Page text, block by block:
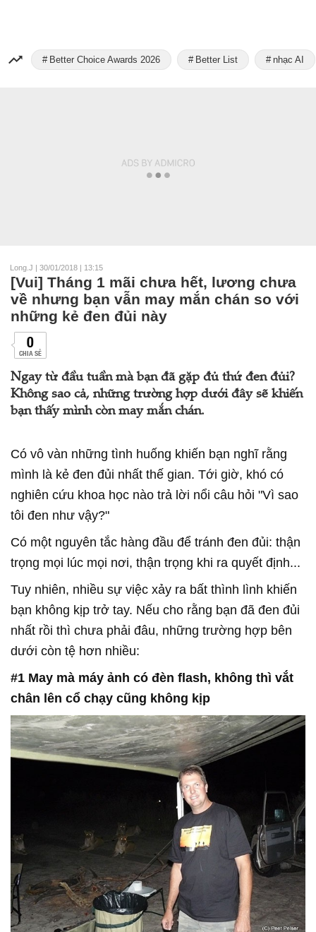
Better Choice Awards 2026 Better List nhạc AI
Long.J | 30/01/2018 | 13:15
[Vui] Tháng 1 mãi chưa hết, lương chưa
về nhưng bạn vẫn may mắn chán so với
những kẻ đen đủi này
0
CHIA SẺ
Ngay từ đầu tuần mà bạn đã gặp đủ thứ đen đủi?
Không sao cả, những trường hợp dưới đây sẽ khiến
bạn thấy mình còn may mắn chán.
Có vô vàn những tình huống khiến bạn nghĩ rằng
mình là kẻ đen đủi nhất thế gian. Tới giờ, khó có
nghiên cứu khoa học nào trả lời nổi câu hỏi "Vì sao
tôi đen như vậy?"
Có một nguyên tắc hàng đầu để tránh đen đủi: thận
trọng mọi lúc mọi nơi, thận trọng khi ra quyết định...
Tuy nhiên, nhiều sự việc xảy ra bất thình lình khiến
bạn không kịp trở tay. Nếu cho rằng bạn đã đen đủi
nhất rồi thì chưa phải đâu, những trường hợp bên
dưới còn tệ hơn nhiều:
#1 May mà máy ảnh có đèn flash, không thì vắt
chân lên cổ chạy cũng không kịp